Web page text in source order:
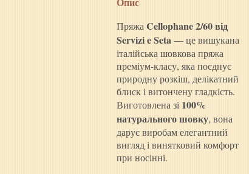
Пряжа Cellophane 2/60 від
Servizi e Seta— це вишукана
італійська шовкова пряжа
преміум-класу, яка поєднує
природну розкіш, делікатний
блиск і витончену гладкість.
Виготовлена зі 100%
натурального шовку, вона
дарує виробам елегантний
вигляд і винятковий комфорт
при носінні.